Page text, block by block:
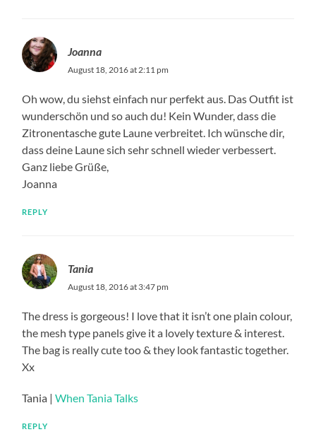
Joanna
August 18, 2016 at 2:11 pm
Oh wow, du siehst einfach nur perfekt aus. Das Outfit ist
wunderschön und so auch du! Kein Wunder, dass die
Zitronentasche gute Laune verbreitet. Ich wünsche dir,
dass deine Laune sich sehr schnell wieder verbessert.
Ganz liebe Grüße,
Joanna
REPLY
Tania
August 18, 2016 at 3:47 pm
The dress is gorgeous! I love that it isn’t one plain colour,
the mesh type panels give it a lovely texture & interest.
The bag is really cute too & they look fantastic together.
Xx
Tania |When Tania Talks
REPLY